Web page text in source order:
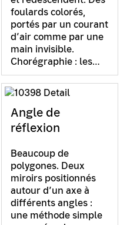
foulards colorés,
portés par un courant
d’air comme par une
main invisible.
Chorégraphie : les…
Angle de
réflexion
Beaucoup de
polygones. Deux
miroirs positionnés
autour d’un axe à
différents angles :
une méthode simple